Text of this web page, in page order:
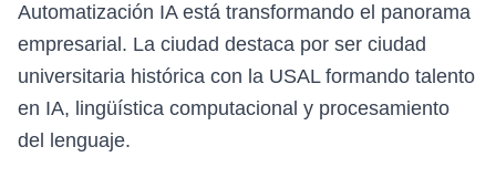
Automatización IA está transformando el panorama
empresarial. La ciudad destaca por ser ciudad
universitaria histórica con la USAL formando talento
en IA, lingüística computacional y procesamiento
del lenguaje.